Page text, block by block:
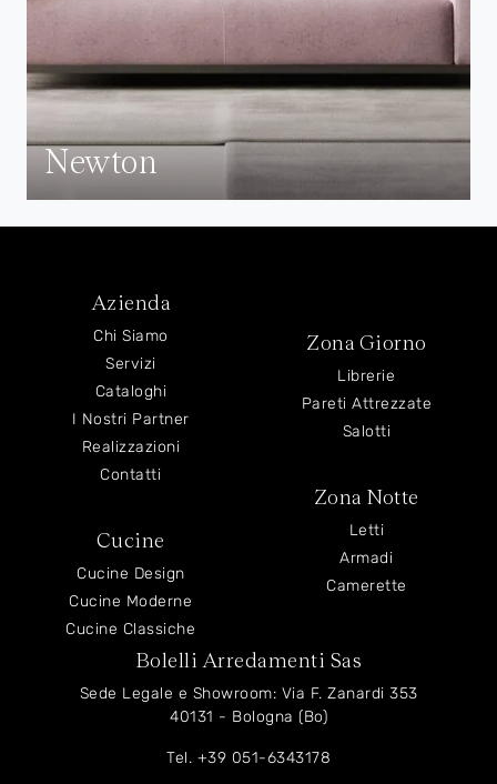
Newton
Azienda
Chi Siamo
Servizi
Cataloghi
I Nostri Partner
Realizzazioni
Contatti
Cucine
Cucine Design
Cucine Moderne
Cucine Classiche
Zona Giorno
Librerie
Pareti Attrezzate
Salotti
Zona Notte
Letti
Armadi
Camerette
Bolelli Arredamenti Sas
Sede Legale e Showroom: Via F. Zanardi 353
40131 - Bologna (Bo)
Tel. +39 051-6343178